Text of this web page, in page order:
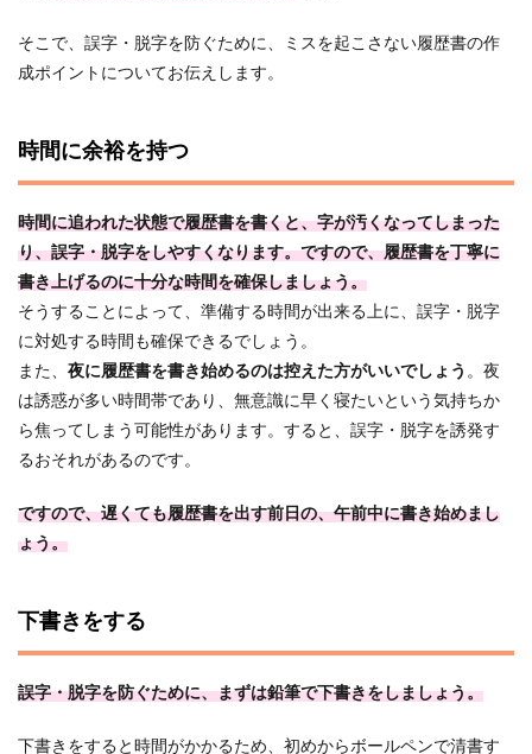
そこで、誤字・脱字を防ぐために、ミスを起こさない履歴書の作
成ポイントについてお伝えします。
時間に余裕を持つ
時間に追われた状態で履歴書を書くと、字が汚くなってしまった
り、誤字・脱字をしやすくなります。ですので、履歴書を丁寧に
書き上げるのに十分な時間を確保しましょう。
そうすることによって、準備する時間が出来る上に、誤字・脱字
に対処する時間も確保できるでしょう。
また、 夜に履歴書を書き始めるのは控えた方がいいでしょう 。夜
は誘惑が多い時間帯であり、無意識に早く寝たいという気持ちか
ら焦ってしまう可能性があります。すると、誤字・脱字を誘発す
るおそれがあるのです。
ですので、遅くても履歴書を出す前日の、午前中に書き始めまし
ょう。
下書きをする
誤字・脱字を防ぐために、まずは鉛筆で下書きをしましょう。
下書きをすると時間がかかるため、初めからボールペンで清書す